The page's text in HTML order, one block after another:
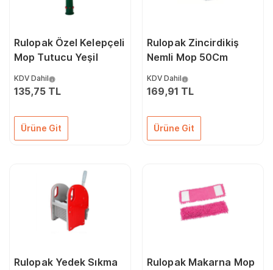
Rulopak Özel Kelepçeli
Mop Tutucu Yeşil
KDV Dahil
135,75 TL
Ürüne Git
Rulopak Zincirdikiş
Nemli Mop 50Cm
KDV Dahil
169,91 TL
Ürüne Git
Rulopak Yedek Sıkma
Rulopak Makarna Mop